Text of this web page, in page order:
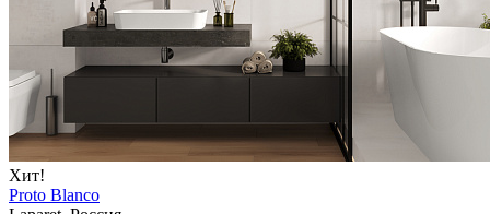
Хит!
Proto Blanco